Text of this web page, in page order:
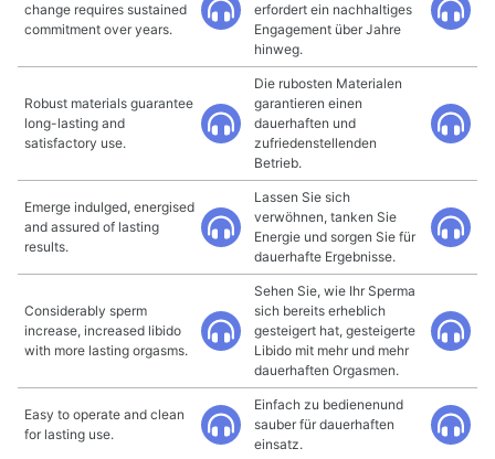
change requires sustained
commitment over years.
erfordert ein nachhaltiges
Engagement über Jahre
hinweg.
Robust materials guarantee
long-lasting and
satisfactory use.
Die rubosten Materialen
garantieren einen
dauerhaften und
zufriedenstellenden
Betrieb.
Emerge indulged, energised
and assured of lasting
results.
Lassen Sie sich
verwöhnen, tanken Sie
Energie und sorgen Sie für
dauerhafte Ergebnisse.
Considerably sperm
increase, increased libido
with more lasting orgasms.
Sehen Sie, wie Ihr Sperma
sich bereits erheblich
gesteigert hat, gesteigerte
Libido mit mehr und mehr
dauerhaften Orgasmen.
Easy to operate and clean
for lasting use.
Einfach zu bedienenund
sauber für dauerhaften
einsatz.